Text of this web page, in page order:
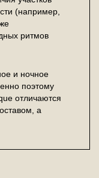
(например,
ритмов
и ночное
поэтому
отличаются
а